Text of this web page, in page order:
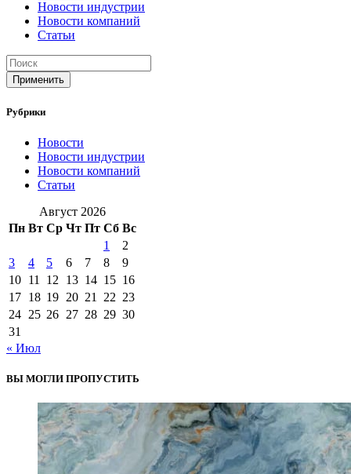
Новости индустрии
Новости компаний
Статьи
Применить
Рубрики
Новости
Новости индустрии
Новости компаний
Статьи
Август 2026
Пн Вт Ср Чт Пт Сб Вс
1
2
3
4 5 6 7 8
9
10 11 12 13 14 15 16
17 18 19 20 21 22 23
24 25 26 27 28 29 30
31
« Июл
ВЫ МОГЛИ ПРОПУСТИТЬ